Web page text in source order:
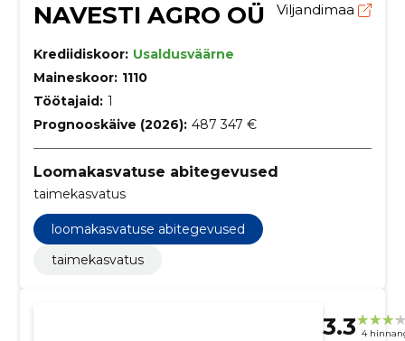
NAVESTI AGRO OÜ Viljandimaa
Krediidiskoor: Usaldusväärne
Maineskoor: 1110
Töötajaid: 1
Prognooskäive (2026): 487 347 €
Loomakasvatuse abitegevused
taimekasvatus
loomakasvatuse abitegevused
taimekasvatus
3.3 4